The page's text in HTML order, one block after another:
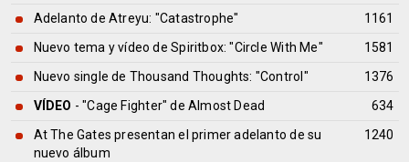
Adelanto de Atreyu: "Catastrophe"
1161
Nuevo tema y vídeo de Spiritbox: "Circle With Me"
1581
Nuevo single de Thousand Thoughts: "Control"
1376
VÍDEO - "Cage Fighter" de Almost Dead
634
At The Gates presentan el primer adelanto de su
nuevo álbum
1240